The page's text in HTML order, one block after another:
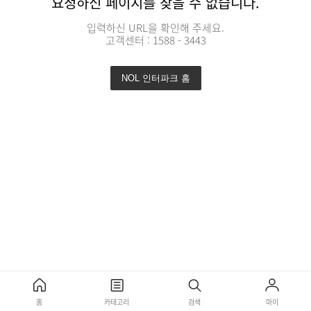
입력하신 URL을 확인해 주세요.
고객센터 : 1588 - 3443
NOL 인터파크 홈
홈 카테고리 검색 마이